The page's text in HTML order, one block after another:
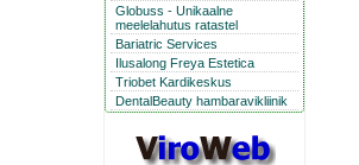
Globuss - Unikaalne
meelelahutus ratastel
Bariatric Services
Ilusalong Freya Estetica
Triobet Kardikeskus
DentalBeauty hambaravikliinik